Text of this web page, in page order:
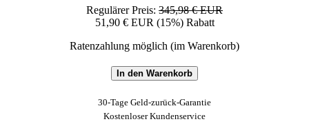
Regulärer Preis: 345,98 € EUR
51,90 € EUR (15%) Rabatt
Ratenzahlung möglich (im Warenkorb)
In den Warenkorb
30-Tage Geld-zurück-Garantie
Kostenloser Kundenservice